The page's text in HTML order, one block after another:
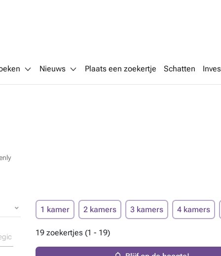
Nieuws Plaats een zoekertje Schatten
1 kamer 2 kamers 3 kamers 4 kamers
19 zoekertjes (1 - 19)